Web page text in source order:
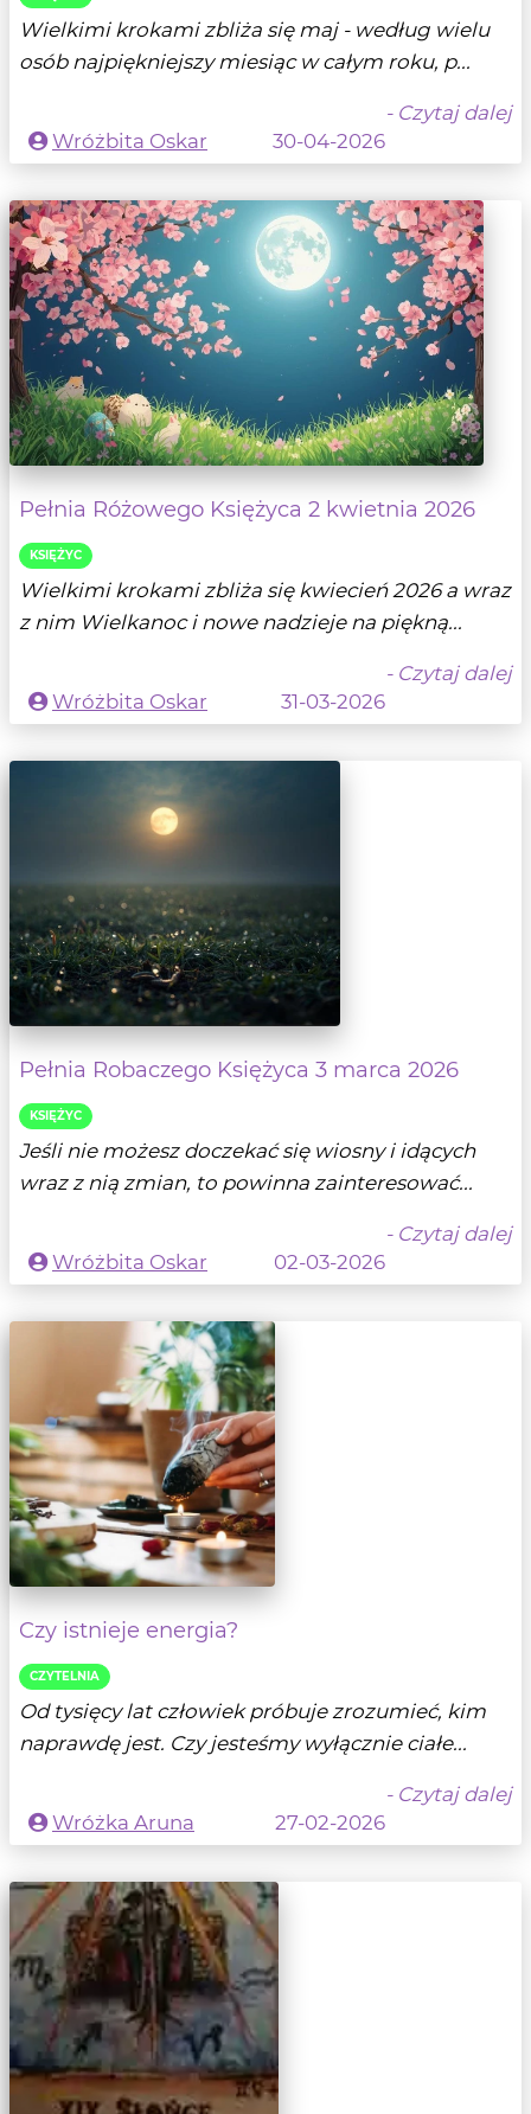
Wielkimi krokami zbliża się maj - według wielu
osób najpiękniejszy miesiąc w całym roku, p...
- Czytaj dalej
Wróżbita Oskar
30-04-2026
Pełnia Różowego Księżyca 2 kwietnia 2026
KSIĘŻYC
Wielkimi krokami zbliża się kwiecień 2026 a wraz
z nim Wielkanoc i nowe nadzieje na piękną...
- Czytaj dalej
Wróżbita Oskar
31-03-2026
Pełnia Robaczego Księżyca 3 marca 2026
KSIĘŻYC
Jeśli nie możesz doczekać się wiosny i idących
wraz z nią zmian, to powinna zainteresować...
- Czytaj dalej
Wróżbita Oskar
02-03-2026
Czy istnieje energia?
CZYTELNIA
Od tysięcy lat człowiek próbuje zrozumieć, kim
naprawdę jest. Czy jesteśmy wyłącznie ciałe...
- Czytaj dalej
Wróżka Aruna
27-02-2026